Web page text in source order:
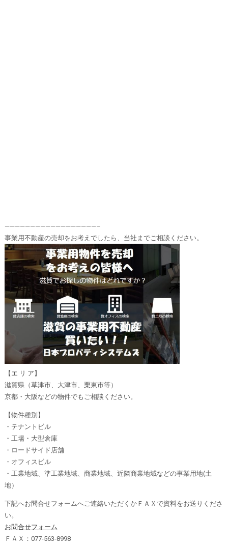
——————————————————–
事業用不動産の売却をお考えでしたら、当社までご相談ください。
【エ リ ア】
滋賀県（草津市、大津市、栗東市等）
京都・大阪などの物件でもご相談ください。
【物件種別】
・テナントビル
・工場・大型倉庫
・ロードサイド店舗
・オフィスビル
・工業地域、準工業地域、商業地域、近隣商業地域などの事業用地(土
地）
下記へお問合せフォームへご連絡いただくかＦＡＸで資料をお送りくださ
い。
お問合せフォーム
ＦＡＸ：077-563-8998